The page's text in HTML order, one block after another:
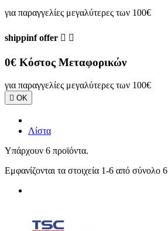
για παραγγελίες μεγαλύτερες των 100€
shippinf offer  
0€ Κόστος Μεταφορικών
για παραγγελίες μεγαλύτερες των 100€
 ΟΚ
Λίστα
Υπάρχουν 6 προϊόντα.
Εμφανίζονται τα στοιχεία 1-6 από σύνολο 6